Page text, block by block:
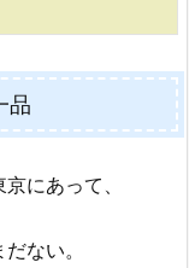
品
にあって、
ない。